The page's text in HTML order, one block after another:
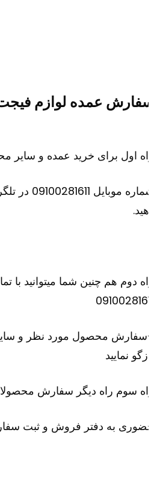
عمده لوازم فیجت
اول برای خرید عمده و سایر
شماره موبایل
دوم هم چنین شما میتوانید با
محصول مورد نظر و سایر
نمایید
سوم راه دیگر سفارش محصولات
به دفتر فروش و ثبت سفارش